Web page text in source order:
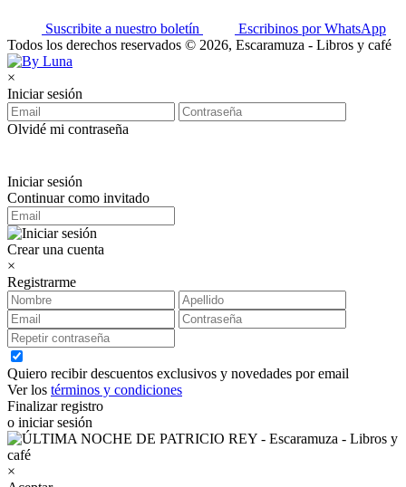
Suscribite a nuestro boletín
Escribinos por WhatsApp
Todos los derechos reservados © 2026, Escaramuza - Libros y café
×
Iniciar sesión
Olvidé mi contraseña
Iniciar sesión
Continuar como invitado
Crear una cuenta
×
Registrarme
Quiero recibir descuentos exclusivos y novedades por email
Ver los términos y condiciones
Finalizar registro
o iniciar sesión
×